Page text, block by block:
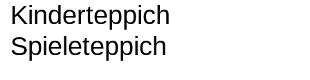
Kinderteppich
Spieleteppich